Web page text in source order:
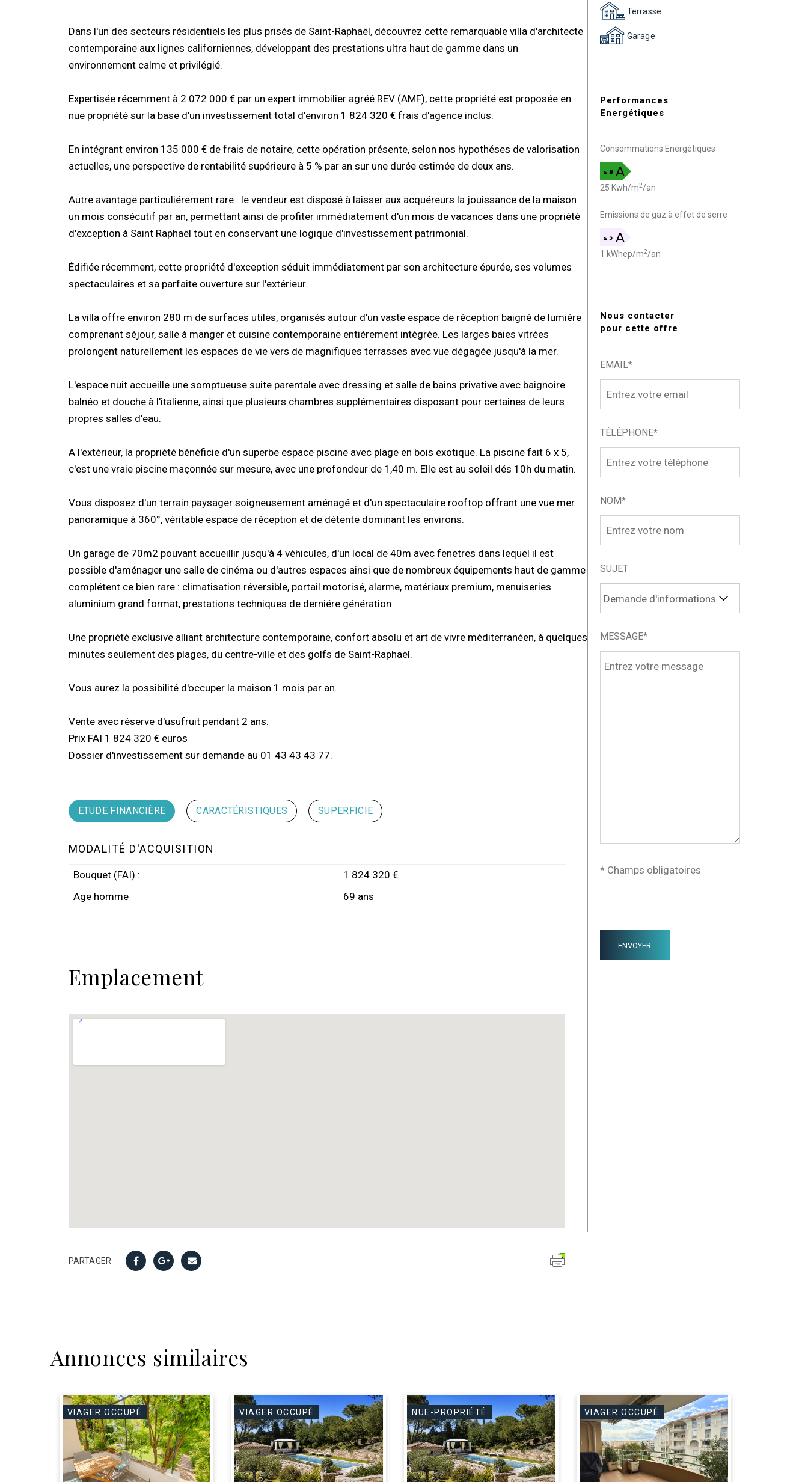
Dans l'un des secteurs résidentiels les plus prisés de Saint-Raphaël, découvrez cette remarquable villa d'architecte
contemporaine aux lignes californiennes, développant des prestations ultra haut de gamme dans un
environnement calme et privilégié.
Expertisée récemment à 2 072 000 € par un expert immobilier agréé REV (AMF), cette propriété est proposée en
nue propriété sur la base d'un investissement total d'environ 1 824 320 € frais d'agence inclus.
En intégrant environ 135 000 € de frais de notaire, cette opération présente, selon nos hypothéses de valorisation
actuelles, une perspective de rentabilité supérieure à 5 % par an sur une durée estimée de deux ans.
Autre avantage particuliérement rare : le vendeur est disposé à laisser aux acquéreurs la jouissance de la maison
un mois consécutif par an, permettant ainsi de profiter immédiatement d'un mois de vacances dans une propriété
d'exception à Saint Raphaël tout en conservant une logique d'investissement patrimonial.
Édifiée récemment, cette propriété d'exception séduit immédiatement par son architecture épurée, ses volumes
spectaculaires et sa parfaite ouverture sur l'extérieur.
La villa offre environ 280 m de surfaces utiles, organisés autour d'un vaste espace de réception baigné de lumiére
comprenant séjour, salle à manger et cuisine contemporaine entiérement intégrée. Les larges baies vitrées
prolongent naturellement les espaces de vie vers de magnifiques terrasses avec vue dégagée jusqu'à la mer.
L'espace nuit accueille une somptueuse suite parentale avec dressing et salle de bains privative avec baignoire
balnéo et douche à l'italienne, ainsi que plusieurs chambres supplémentaires disposant pour certaines de leurs
propres salles d'eau.
A l'extérieur, la propriété bénéficie d'un superbe espace piscine avec plage en bois exotique. La piscine fait 6 x 5,
c'est une vraie piscine maçonnée sur mesure, avec une profondeur de 1,40 m. Elle est au soleil dés 10h du matin.
Vous disposez d'un terrain paysager soigneusement aménagé et d'un spectaculaire rooftop offrant une vue mer
panoramique à 360°, véritable espace de réception et de détente dominant les environs.
Un garage de 70m2 pouvant accueillir jusqu'à 4 véhicules, d'un local de 40m avec fenetres dans lequel il est
possible d'aménager une salle de cinéma ou d'autres espaces ainsi que de nombreux équipements haut de gamme
complétent ce bien rare : climatisation réversible, portail motorisé, alarme, matériaux premium, menuiseries
aluminium grand format, prestations techniques de derniére génération
Une propriété exclusive alliant architecture contemporaine, confort absolu et art de vivre méditerranéen, à quelques
minutes seulement des plages, du centre-ville et des golfs de Saint-Raphaël.
Vous aurez la possibilité d'occuper la maison 1 mois par an.
Vente avec réserve d'usufruit pendant 2 ans.
Prix FAI 1 824 320 € euros
Dossier d'investissement sur demande au 01 43 43 43 77.
ETUDE FINANCIÈRE CARACTÉRISTIQUES SUPERFICIE
MODALITÉ D'ACQUISITION
Bouquet (FAI) :
1 824 320 €
Age homme
69 ans
Emplacement
Terrasse
Garage
Performances
Energétiques
Consommations Energétiques
25 Kwh/m2/an
Emissions de gaz à effet de serre
1 kWhep/m2/an
Nous contacter
pour cette offre
EMAIL*
TÉLÉPHONE*
NOM*
SUJET
MESSAGE*
* Champs obligatoires
PARTAGER
Annonces similaires
VIAGER OCCUPÉ VIAGER OCCUPÉ NUE-PROPRIÉTÉ VIAGER OCCUPÉ